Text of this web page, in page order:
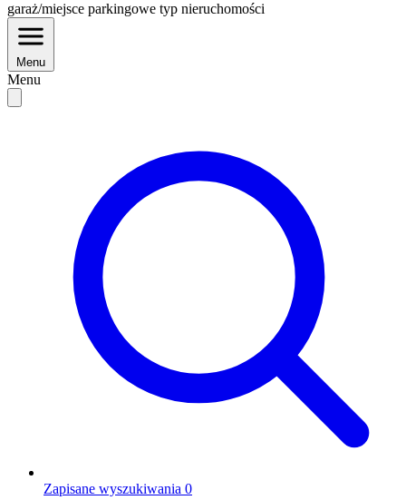
garaż/miejsce parkingowe typ nieruchomości
Menu
Menu
Zapisane wyszukiwania 0